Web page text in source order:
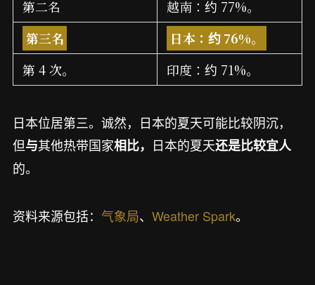
第二名
越南：约 77%。
第三名
日本：约 76%。
第 4 次。
印度：约 71%。
日本位居第三。诚然，日本的夏天可能比较阴沉，
但与其他热带国家相比， 日本的夏天还是比较宜人
的。
资料来源包括： 气象局、 Weather Spark。